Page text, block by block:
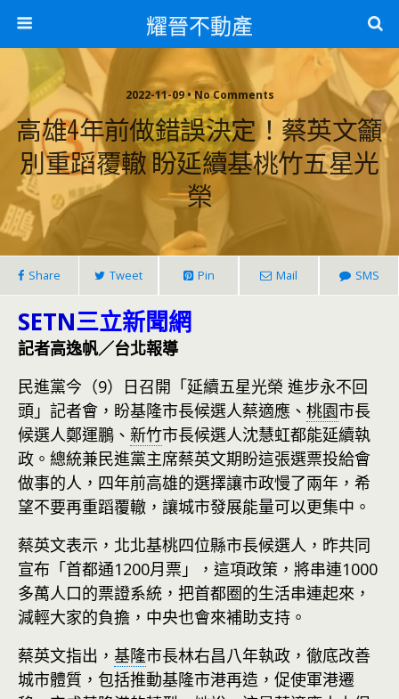
耀晉不動產
2022-11-09 • No Comments
高雄4年前做錯誤決定！蔡英文籲
別重蹈覆轍 盼延續基桃竹五星光
榮
Share Tweet Pin Mail SMS
SETN三立新聞網
記者高逸帆／台北報導
民進黨今（9）日召開「延續五星光榮 進步永不回
頭」記者會，盼基隆市長候選人蔡適應、 桃園市長
候選人鄭運鵬、 新竹市長候選人沈慧虹都能延續執
政。總統兼民進黨主席蔡英文期盼這張選票投給會
做事的人，四年前高雄的選擇讓市政慢了兩年，希
望不要再重蹈覆轍，讓城市發展能量可以更集中。
蔡英文表示，北北基桃四位縣市長候選人，昨共同
宣布「首都通1200月票」，這項政策，將串連1000
多萬人口的票證系統，把首都圈的生活串連起來，
減輕大家的負擔，中央也會來補助支持。
蔡英文指出， 基隆市長林右昌八年執政，徹底改善
城市體質，包括推動基隆市港再造，促使軍港遷